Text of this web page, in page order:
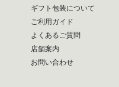
ギフト包装について
ご利用ガイド
よくあるご質問
店舗案内
お問い合わせ